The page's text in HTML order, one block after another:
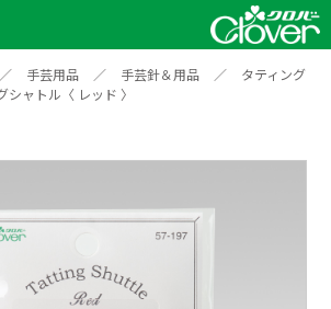
／ 手芸用品 ／ 手芸針＆用品 ／
タティング
シャトル〈 レッド 〉